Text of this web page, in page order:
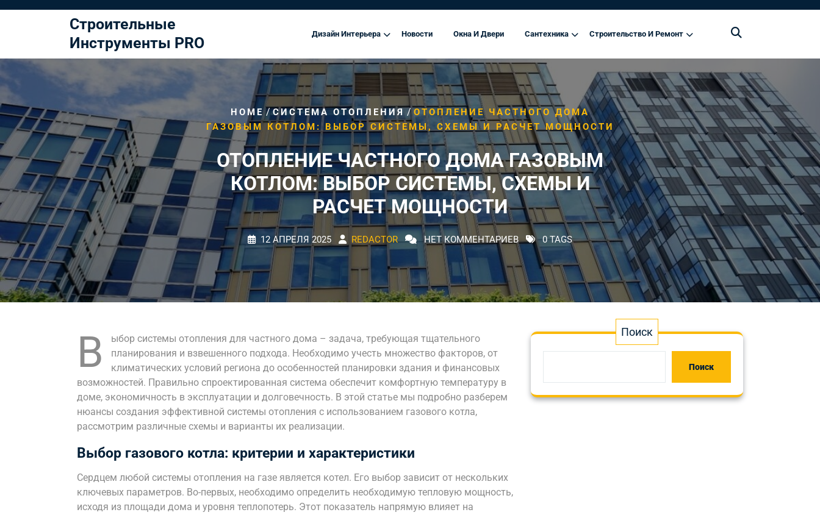
Строительные
Инструменты PRO
Дизайн Интерьера Новости Окна И Двери Сантехника Строительство И Ремонт
HOME /СИСТЕМА ОТОПЛЕНИЯ /ОТОПЛЕНИЕ ЧАСТНОГО ДОМА
ГАЗОВЫМ КОТЛОМ: ВЫБОР СИСТЕМЫ, СХЕМЫ И РАСЧЕТ МОЩНОСТИ
ОТОПЛЕНИЕ ЧАСТНОГО ДОМА ГАЗОВЫМ
КОТЛОМ: ВЫБОР СИСТЕМЫ, СХЕМЫ И
РАСЧЕТ МОЩНОСТИ
12 АПРЕЛЯ 2025 REDACTOR НЕТ КОММЕНТАРИЕВ 0 TAGS
В
ыбор системы отопления для частного дома – задача, требующая тщательного
планирования и взвешенного подхода. Необходимо учесть множество факторов, от
климатических условий региона до особенностей планировки здания и финансовых
возможностей. Правильно спроектированная система обеспечит комфортную температуру в
доме, экономичность в эксплуатации и долговечность. В этой статье мы подробно разберем
нюансы создания эффективной системы отопления с использованием газового котла,
рассмотрим различные схемы и варианты их реализации.
Выбор газового котла: критерии и характеристики
Сердцем любой системы отопления на газе является котел. Его выбор зависит от нескольких
ключевых параметров. Во-первых, необходимо определить необходимую тепловую мощность,
исходя из площади дома и уровня теплопотерь. Этот показатель напрямую влияет на
Поиск
Поиск